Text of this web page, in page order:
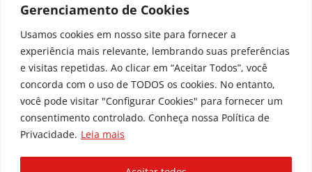
Gerenciamento de Cookies
Usamos cookies em nosso site para fornecer a
experiência mais relevante, lembrando suas preferências
e visitas repetidas. Ao clicar em “Aceitar Todos”, você
concorda com o uso de TODOS os cookies. No entanto,
você pode visitar "Configurar Cookies" para fornecer um
consentimento controlado. Conheça nossa Política de
Privacidade. Leia mais
Política
Política de Privacidade
Política de Acessibilidade
Todos os Direitos Reservados © | Associação dos
Amigos do Hospital de Clínicas ®
Av. Agostinho Leão Jr, 336 – Alto da Glória, 80030-
110, Curitiba / PR